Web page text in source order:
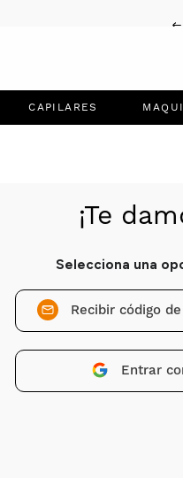
CAPILARES
Recibir código
Entrar